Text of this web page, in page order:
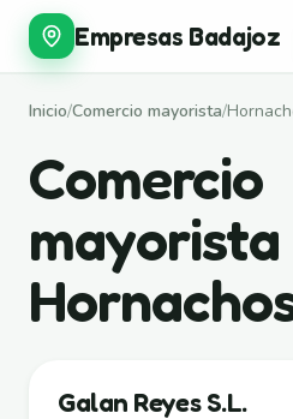
Empresas Badajoz
Inicio/Comercio mayorista/
Comercio
mayorista
Galan Reyes S.L.